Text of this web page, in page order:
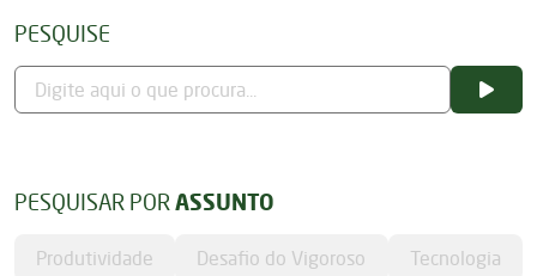
PESQUISE
PESQUISAR POR ASSUNTO
Produtividade Desafio do Vigoroso
Tecnologia